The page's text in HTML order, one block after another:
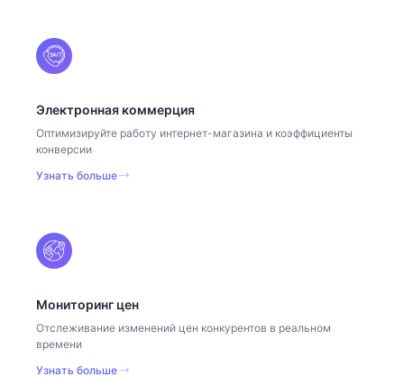
Электронная коммерция
Оптимизируйте работу интернет-магазина и коэффициенты
конверсии
Узнать больше
Мониторинг цен
Отслеживание изменений цен конкурентов в реальном
времени
Узнать больше